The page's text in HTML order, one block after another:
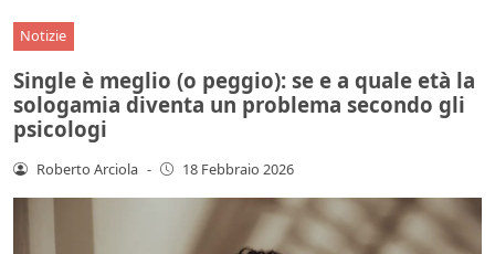
Notizie
Single è meglio (o peggio): se e a quale età la
sologamia diventa un problema secondo gli
psicologi
Roberto Arciola - 18 Febbraio 2026